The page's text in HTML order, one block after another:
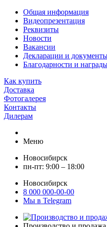
Общая информация
Видеопрезентация
Реквизиты
Новости
Вакансии
Декларации и
Благодарности и
Как купить
Доставка
Фотогалерея
Контакты
Дилерам
Меню
Новосибирск
пн-пт: 9:00 – 18:00
Новосибирск
8 000 000-00-00
Мы в Telegram